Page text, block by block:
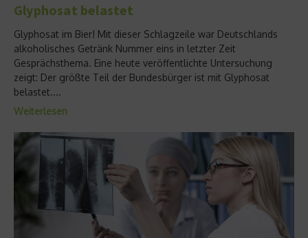
Glyphosat belastet
Glyphosat im Bier! Mit dieser Schlagzeile war Deutschlands
alkoholisches Getränk Nummer eins in letzter Zeit
Gesprächsthema. Eine heute veröffentlichte Untersuchung
zeigt: Der größte Teil der Bundesbürger ist mit Glyphosat
belastet....
Weiterlesen